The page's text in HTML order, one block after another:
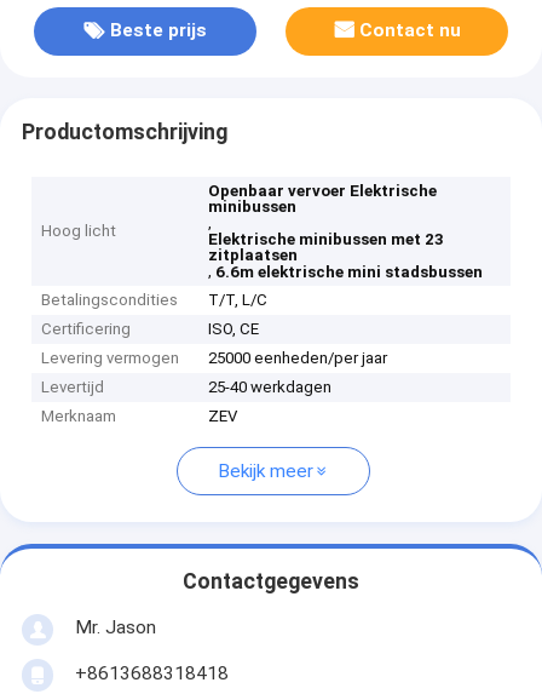
Beste prijs Contact nu
Productomschrijving
Hoog licht
Openbaar vervoer Elektrische
minibussen
,
Elektrische minibussen met 23
zitplaatsen
, 6.6m elektrische mini stadsbussen
Betalingscondities
T/T, L/C
Certificering
ISO, CE
Levering vermogen
25000 eenheden/per jaar
Levertijd
25-40 werkdagen
Merknaam
ZEV
Bekijk meer
Contactgegevens
Mr. Jason
+8613688318418